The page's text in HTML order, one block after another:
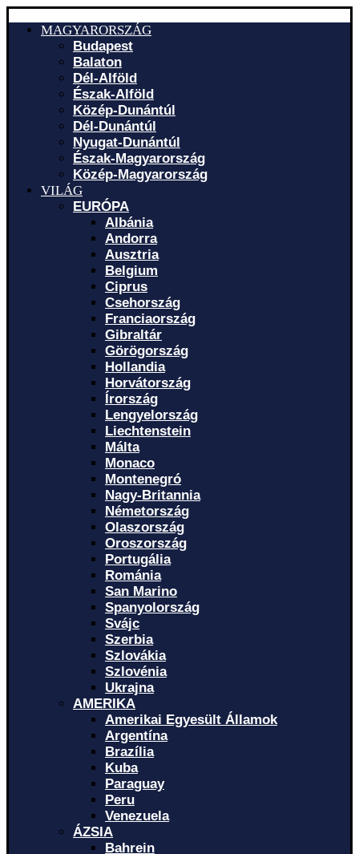
MAGYARORSZÁG
Budapest
Balaton
Dél-Alföld
Észak-Alföld
Közép-Dunántúl
Dél-Dunántúl
Nyugat-Dunántúl
Észak-Magyarország
Közép-Magyarország
VILÁG
EURÓPA
Albánia
Andorra
Ausztria
Belgium
Ciprus
Csehország
Franciaország
Gibraltár
Görögország
Hollandia
Horvátország
Írország
Lengyelország
Liechtenstein
Málta
Monaco
Montenegró
Nagy-Britannia
Németország
Olaszország
Oroszország
Portugália
Románia
San Marino
Spanyolország
Svájc
Szerbia
Szlovákia
Szlovénia
Ukrajna
AMERIKA
Amerikai Egyesült Államok
Argentína
Brazília
Kuba
Paraguay
Peru
Venezuela
ÁZSIA
Bahrein